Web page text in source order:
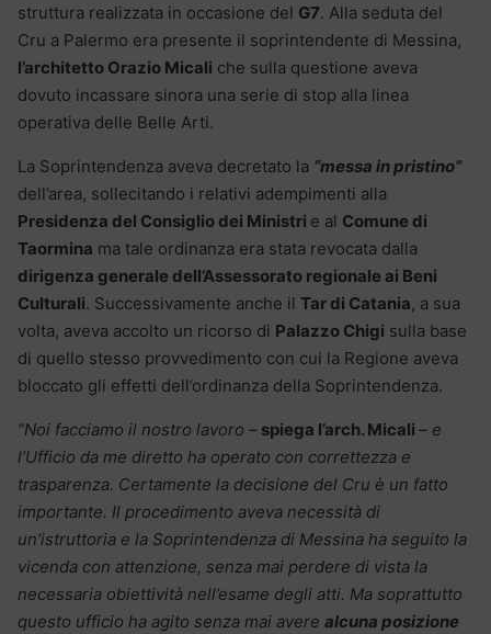
struttura realizzata in occasione del G7. Alla seduta del
Cru a Palermo era presente il soprintendente di Messina,
l’architetto Orazio Micali che sulla questione aveva
dovuto incassare sinora una serie di stop alla linea
operativa delle Belle Arti.
La Soprintendenza aveva decretato la “messa in pristino”
dell’area, sollecitando i relativi adempimenti alla
Presidenza del Consiglio dei Ministri e al Comune di
Taormina ma tale ordinanza era stata revocata dalla
dirigenza generale dell’Assessorato regionale ai Beni
Culturali. Successivamente anche il Tar di Catania, a sua
volta, aveva accolto un ricorso di Palazzo Chigi sulla base
di quello stesso provvedimento con cui la Regione aveva
bloccato gli effetti dell’ordinanza della Soprintendenza.
“Noi facciamo il nostro lavoro – spiega l’arch. Micali – e
l’Ufficio da me diretto ha operato con correttezza e
trasparenza. Certamente la decisione del Cru è un fatto
importante. Il procedimento aveva necessità di
un’istruttoria e la Soprintendenza di Messina ha seguito la
vicenda con attenzione, senza mai perdere di vista la
necessaria obiettività nell’esame degli atti. Ma soprattutto
questo ufficio ha agito senza mai avere alcuna posizione